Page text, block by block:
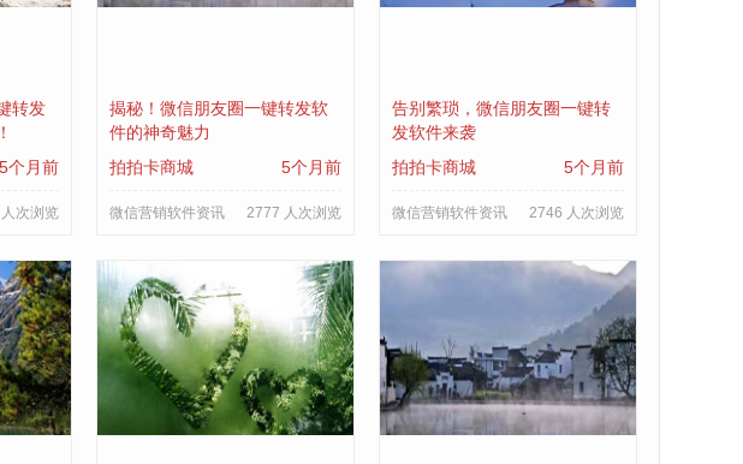
转发
5个月前
次浏览
揭秘！微信朋友圈一键转发软
件的神奇魅力
拍拍卡商城
5个月前
微信营销软件资讯 2777 人次浏览
告别繁琐，微信朋友圈一键转
发软件来袭
拍拍卡商城
5个月前
微信营销软件资讯 2746 人次浏览